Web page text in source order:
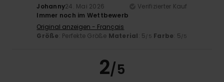
Johanny24. Mai 2026
Verifizierter Kauf
Immer noch im Wettbewerb
Original anzeigen - Français
Größe: Perfekte Größe Material: 5/5 Farbe: 5/5
2/5